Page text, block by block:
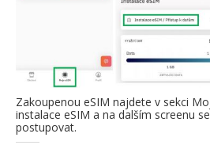
Zakoupenou eSIM najdete v sekci
instalace eSIM a na dalším screenu
postupovat.